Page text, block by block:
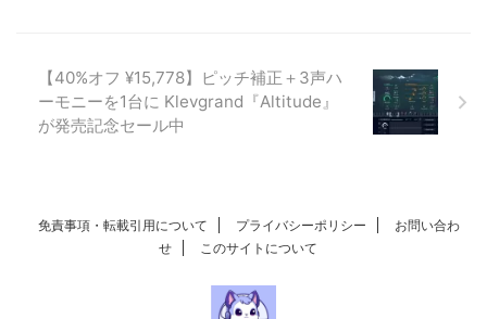
【40%オフ ¥15,778】ピッチ補正＋3声ハ
ーモニーを1台に Klevgrand『Altitude』
が発売記念セール中
免責事項・転載引用について プライバシーポリシー
お問い合わ
せ
このサイトについて